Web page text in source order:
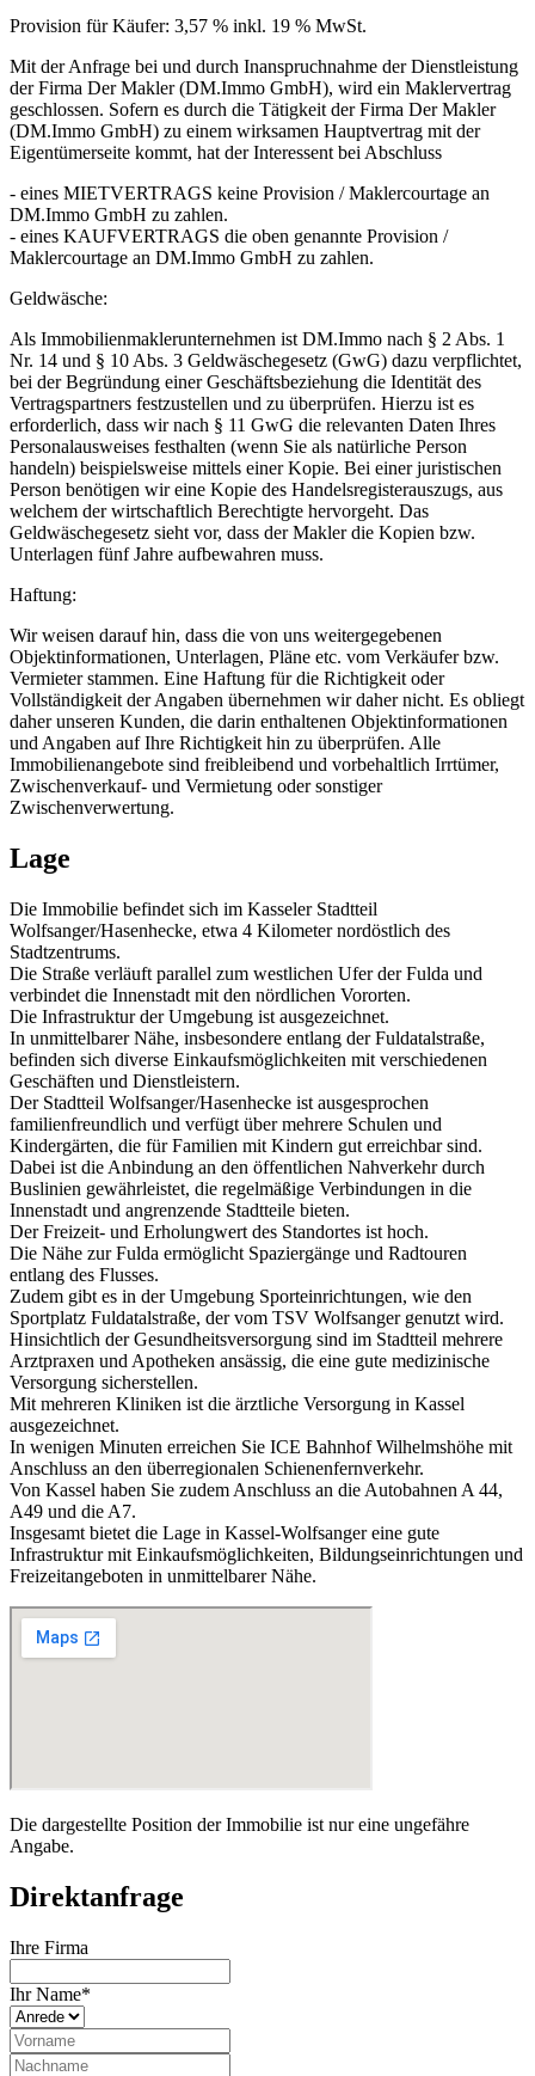
Provision für Käufer: 3,57 % inkl. 19 % MwSt.
Mit der Anfrage bei und durch Inanspruchnahme der Dienstleistung
der Firma Der Makler (DM.Immo GmbH), wird ein Maklervertrag
geschlossen. Sofern es durch die Tätigkeit der Firma Der Makler
(DM.Immo GmbH) zu einem wirksamen Hauptvertrag mit der
Eigentümerseite kommt, hat der Interessent bei Abschluss
- eines MIETVERTRAGS keine Provision / Maklercourtage an
DM.Immo GmbH zu zahlen.
- eines KAUFVERTRAGS die oben genannte Provision /
Maklercourtage an DM.Immo GmbH zu zahlen.
Geldwäsche:
Als Immobilienmaklerunternehmen ist DM.Immo nach § 2 Abs. 1
Nr. 14 und § 10 Abs. 3 Geldwäschegesetz (GwG) dazu verpflichtet,
bei der Begründung einer Geschäftsbeziehung die Identität des
Vertragspartners festzustellen und zu überprüfen. Hierzu ist es
erforderlich, dass wir nach § 11 GwG die relevanten Daten Ihres
Personalausweises festhalten (wenn Sie als natürliche Person
handeln) beispielsweise mittels einer Kopie. Bei einer juristischen
Person benötigen wir eine Kopie des Handelsregisterauszugs, aus
welchem der wirtschaftlich Berechtigte hervorgeht. Das
Geldwäschegesetz sieht vor, dass der Makler die Kopien bzw.
Unterlagen fünf Jahre aufbewahren muss.
Haftung:
Wir weisen darauf hin, dass die von uns weitergegebenen
Objektinformationen, Unterlagen, Pläne etc. vom Verkäufer bzw.
Vermieter stammen. Eine Haftung für die Richtigkeit oder
Vollständigkeit der Angaben übernehmen wir daher nicht. Es obliegt
daher unseren Kunden, die darin enthaltenen Objektinformationen
und Angaben auf Ihre Richtigkeit hin zu überprüfen. Alle
Immobilienangebote sind freibleibend und vorbehaltlich Irrtümer,
Zwischenverkauf- und Vermietung oder sonstiger
Zwischenverwertung.
Lage
Die Immobilie befindet sich im Kasseler Stadtteil
Wolfsanger/Hasenhecke, etwa 4 Kilometer nordöstlich des
Stadtzentrums.
Die Straße verläuft parallel zum westlichen Ufer der Fulda und
verbindet die Innenstadt mit den nördlichen Vororten.
Die Infrastruktur der Umgebung ist ausgezeichnet.
In unmittelbarer Nähe, insbesondere entlang der Fuldatalstraße,
befinden sich diverse Einkaufsmöglichkeiten mit verschiedenen
Geschäften und Dienstleistern.
Der Stadtteil Wolfsanger/Hasenhecke ist ausgesprochen
familienfreundlich und verfügt über mehrere Schulen und
Kindergärten, die für Familien mit Kindern gut erreichbar sind.
Dabei ist die Anbindung an den öffentlichen Nahverkehr durch
Buslinien gewährleistet, die regelmäßige Verbindungen in die
Innenstadt und angrenzende Stadtteile bieten.
Der Freizeit- und Erholungwert des Standortes ist hoch.
Die Nähe zur Fulda ermöglicht Spaziergänge und Radtouren
entlang des Flusses.
Zudem gibt es in der Umgebung Sporteinrichtungen, wie den
Sportplatz Fuldatalstraße, der vom TSV Wolfsanger genutzt wird.
Hinsichtlich der Gesundheitsversorgung sind im Stadtteil mehrere
Arztpraxen und Apotheken ansässig, die eine gute medizinische
Versorgung sicherstellen.
Mit mehreren Kliniken ist die ärztliche Versorgung in Kassel
ausgezeichnet.
In wenigen Minuten erreichen Sie ICE Bahnhof Wilhelmshöhe mit
Anschluss an den überregionalen Schienenfernverkehr.
Von Kassel haben Sie zudem Anschluss an die Autobahnen A 44,
A49 und die A7.
Insgesamt bietet die Lage in Kassel-Wolfsanger eine gute
Infrastruktur mit Einkaufsmöglichkeiten, Bildungseinrichtungen und
Freizeitangeboten in unmittelbarer Nähe.
Die dargestellte Position der Immobilie ist nur eine ungefähre
Angabe.
Direktanfrage
Ihre Firma
Ihr Name*